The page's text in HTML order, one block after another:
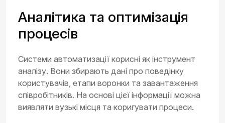
Аналітика та оптимізація
процесів
Системи автоматизації корисні як інструмент
аналізу. Вони збирають дані про поведінку
користувачів, етапи воронки та завантаження
співробітників. На основі цієї інформації можна
виявляти вузькі місця та коригувати процеси.